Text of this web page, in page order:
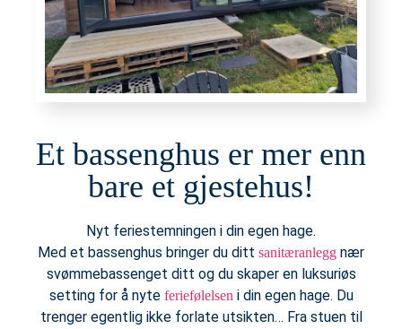
Et bassenghus er mer enn
bare et gjestehus!
Nyt feriestemningen i din egen hage.
Med et bassenghus bringer du ditt sanitæranlegg nær
svømmebassenget ditt og du skaper en luksuriøs
setting for å nyte feriefølelseni din egen hage. Du
trenger egentlig ikke forlate utsikten… Fra stuen til